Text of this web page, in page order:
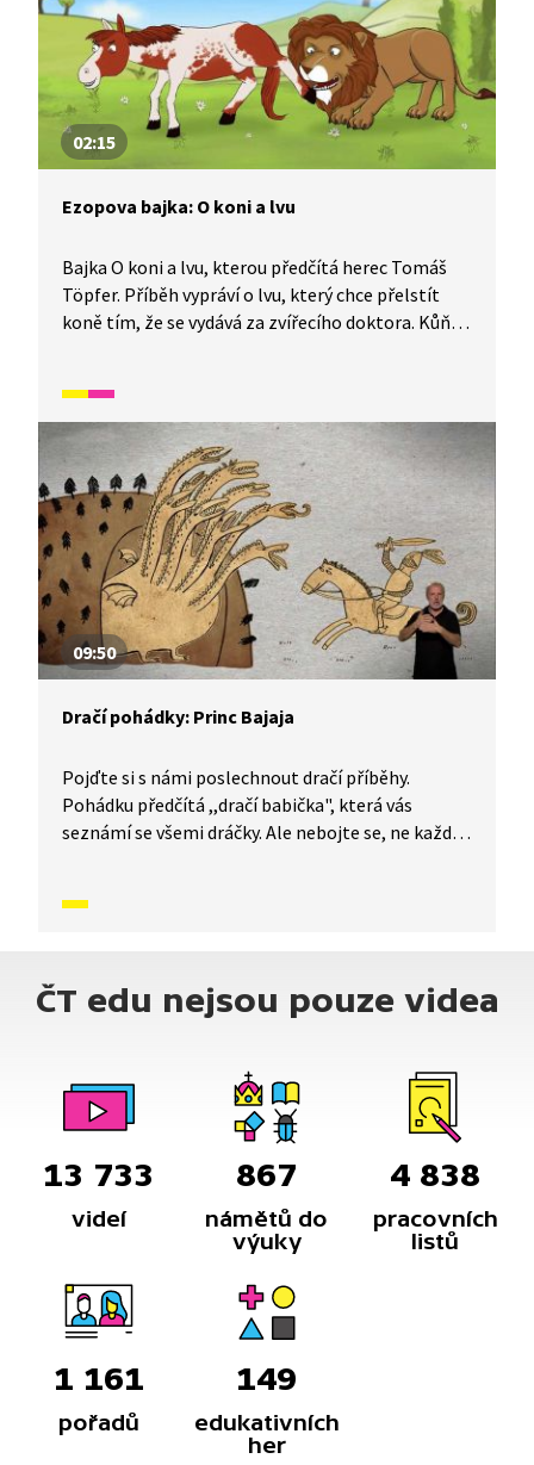
02:15
Ezopova bajka: O koni a lvu
Bajka O koni a lvu, kterou předčítá herec Tomáš
Töpfer. Příběh vypráví o lvu, který chce přelstít
koně tím, že se vydává za zvířecího doktora. Kůň
09:50
Dračí pohádky: Princ Bajaja
Pojďte si s námi poslechnout dračí příběhy.
Pohádku předčítá ,,dračí babička", která vás
seznámí se všemi dráčky. Ale nebojte se, ne každý
přesvědčit. Příběh je simultánně tlumočen
ČT edu nejsou pouze videa
13 733
videí
867
námětů do
výuky
4 838
pracovních
listů
1 161
pořadů
149
edukativních
her